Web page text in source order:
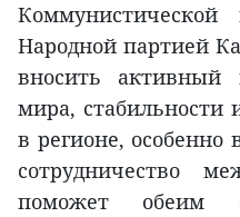
Народной партией
вносить активный
мира, стабильности
в регионе, особенно
сотрудничество
поможет обеим